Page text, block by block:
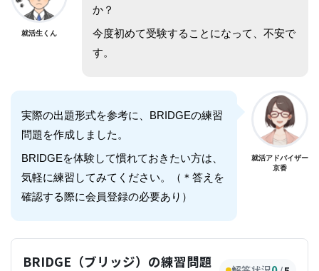
就活生くん
か？
今度初めて受験することになって、不安で
す。
実際の出題形式を参考に、BRIDGEの練習
問題を作成しました。
BRIDGEを体験して慣れておきたい方は、
気軽に練習してみてください。（＊答えを
確認する際に会員登録の必要あり）
就活アドバイザー
京香
BRIDGE（ブリッジ）の練習問題